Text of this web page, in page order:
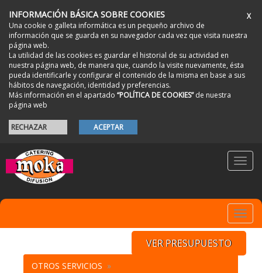
X
INFORMACIÓN BÁSICA SOBRE COOKIES
Una cookie o galleta informática es un pequeño archivo de
información que se guarda en su navegador cada vez que visita nuestra
página web.
La utilidad de las cookies es guardar el historial de su actividad en
nuestra página web, de manera que, cuando la visite nuevamente, ésta
pueda identificarle y configurar el contenido de la misma en base a sus
hábitos de navegación, identidad y preferencias.
Más información en el apartado “POLÍTICA DE COOKIES”de nuestra
página web
RECHAZAR ACEPTAR
VER PRESUPUESTO
OTROS SERVICIOS